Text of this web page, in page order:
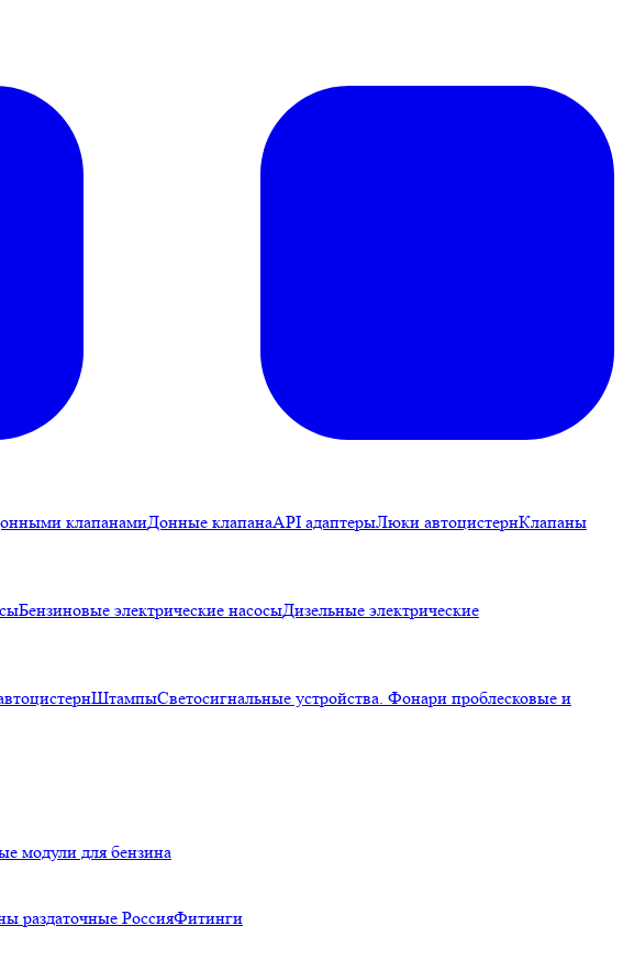
клапанамиДонные клапанаAPI адаптерыЛюки автоцистернКлапаны
Бензиновые электрические насосыДизельные электрические
ШтампыСветосигнальные устройства. Фонари проблесковые и
модули для бензина
раздаточные РоссияФитинги